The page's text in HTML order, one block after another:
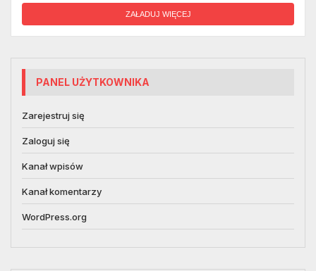
ZAŁADUJ WIĘCEJ
PANEL UŻYTKOWNIKA
Zarejestruj się
Zaloguj się
Kanał wpisów
Kanał komentarzy
WordPress.org